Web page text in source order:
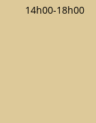
14h00-18h00